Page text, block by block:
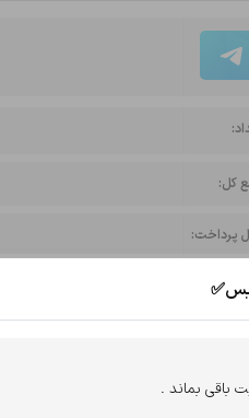
کل:
پرداخت:
انتخاب روش پرداخت
باقی بماند .